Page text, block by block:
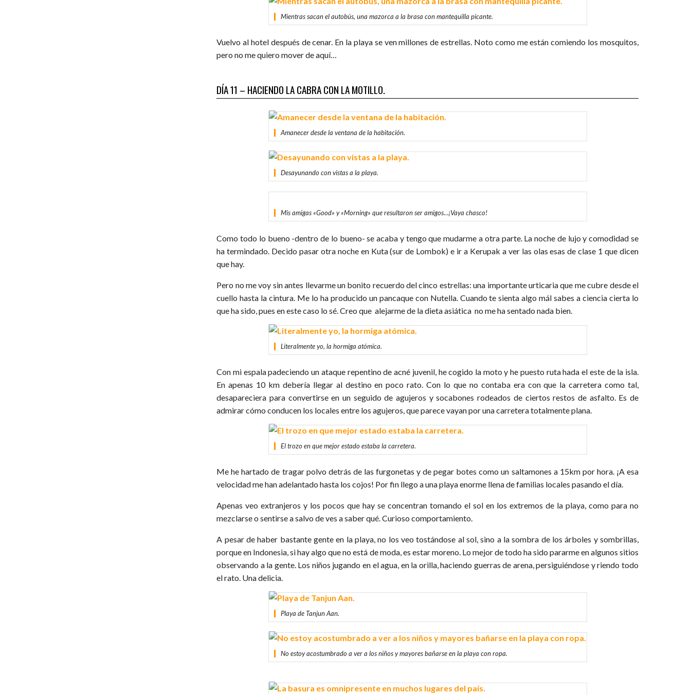
Mientras sacan el autobús, una mazorca a la brasa con mantequilla picante.
Vuelvo al hotel después de cenar. En la playa se ven millones de estrellas. Noto como me están comiendo los mosquitos,
pero no me quiero mover de aquí…
DÍA 11 – HACIENDO LA CABRA CON LA MOTILLO.
Amanecer desde la ventana de la habitación.
Desayunando con vistas a la playa.
Mis amigas «Good» y «Morning» que resultaron ser amigos…¡Vaya chasco!
Como todo lo bueno -dentro de lo bueno- se acaba y tengo que mudarme a otra parte. La noche de lujo y comodidad se
ha termindado. Decido pasar otra noche en Kuta (sur de Lombok) e ir a Kerupak a ver las olas esas de clase 1 que dicen
que hay.
Pero no me voy sin antes llevarme un bonito recuerdo del cinco estrellas: una importante urticaria que me cubre desde el
cuello hasta la cintura. Me lo ha producido un pancaque con Nutella. Cuando te sienta algo mál sabes a ciencia cierta lo
que ha sido, pues en este caso lo sé. Creo que alejarme de la dieta asiática no me ha sentado nada bien.
Literalmente yo, la hormiga atómica.
Con mi espala padeciendo un ataque repentino de acné juvenil, he cogido la moto y he puesto ruta hada el este de la isla.
En apenas 10 km debería llegar al destino en poco rato. Con lo que no contaba era con que la carretera como tal,
desapareciera para convertirse en un seguido de agujeros y socabones rodeados de ciertos restos de asfalto. Es de
admirar cómo conducen los locales entre los agujeros, que parece vayan por una carretera totalmente plana.
El trozo en que mejor estado estaba la carretera.
Me he hartado de tragar polvo detrás de las furgonetas y de pegar botes como un saltamones a 15km por hora. ¡A esa
velocidad me han adelantado hasta los cojos! Por fin llego a una playa enorme llena de familias locales pasando el día.
Apenas veo extranjeros y los pocos que hay se concentran tomando el sol en los extremos de la playa, como para no
mezclarse o sentirse a salvo de ves a saber qué. Curioso comportamiento.
A pesar de haber bastante gente en la playa, no los veo tostándose al sol, sino a la sombra de los árboles y sombrillas,
porque en Indonesia, si hay algo que no está de moda, es estar moreno. Lo mejor de todo ha sido pararme en algunos sitios
observando a la gente. Los niños jugando en el agua, en la orilla, haciendo guerras de arena, persiguiéndose y riendo todo
el rato. Una delicia.
Playa de Tanjun Aan.
No estoy acostumbrado a ver a los niños y mayores bañarse en la playa con ropa.